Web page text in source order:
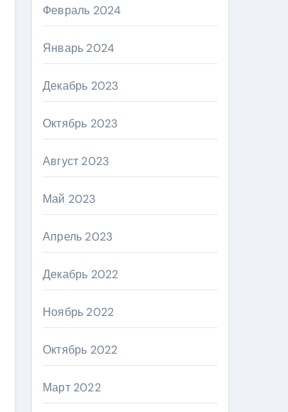
Февраль 2024
Январь 2024
Декабрь 2023
Октябрь 2023
Август 2023
Май 2023
Апрель 2023
Декабрь 2022
Ноябрь 2022
Октябрь 2022
Март 2022